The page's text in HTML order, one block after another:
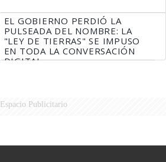
EL GOBIERNO PERDIÓ LA
PULSEADA DEL NOMBRE: LA
"LEY DE TIERRAS" SE IMPUSO
EN TODA LA CONVERSACIÓN
DIGITAL
Espacio Publicitario